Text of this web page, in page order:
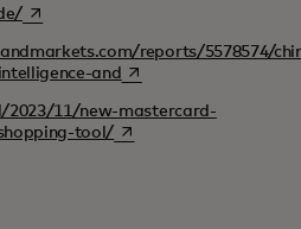
s’ouvre dans un nouvel onglet
reports/5578574/
ands’ouvre dans un nouvel
2023/11/new-mastercard-
tool/s’ouvre dans un nouvel